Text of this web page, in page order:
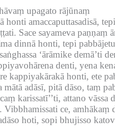
upagato rājūnaṃ
honti amaccaputtasadisā,
Sace sayameva paṇṇaṃ
dinnā honti, tepi
‘ārāmike demā’ti
denti, yena
kappiyakārakā honti, ete
mātā adāsī, pitā dāso, taṃ
karissatī’’ti, attano vāssa
Vibbhamissati ce, amhākaṃ
hoti, sopi bhujisso